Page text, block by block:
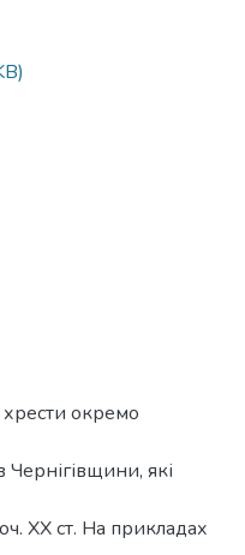
хрести окремо
які
ХХ ст. На прикладах